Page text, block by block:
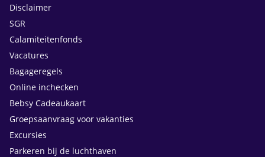
Disclaimer
SGR
Calamiteitenfonds
Vacatures
Bagageregels
Online inchecken
Bebsy Cadeaukaart
Groepsaanvraag voor vakanties
Excursies
Parkeren bij de luchthaven